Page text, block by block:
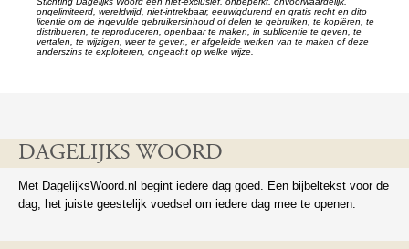
ongelimiteerd, wereldwijd, niet-intrekbaar, eeuwigdurend en gratis recht en dito
licentie om de ingevulde gebruikersinhoud of delen te gebruiken, te kopiëren, te
distribueren, te reproduceren, openbaar te maken, in sublicentie te geven, te
vertalen, te wijzigen, weer te geven, er afgeleide werken van te maken of deze
anderszins te exploiteren, ongeacht op welke wijze.
DAGELIJKS WOORD
Met DagelijksWoord.nl begint iedere dag goed. Een bijbeltekst voor de
dag, het juiste geestelijk voedsel om iedere dag mee te openen.